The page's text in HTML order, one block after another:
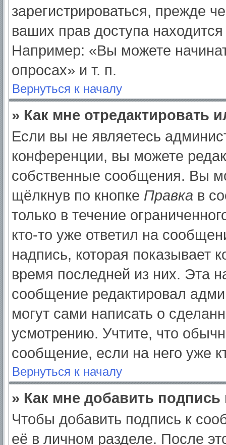
зарегистрироваться, прежде
ваших прав доступа
Например: «Вы можете
опросах» и т. п.
Вернуться к началу
» Как мне отредактировать
Если вы не являетесь
конференции, вы можете
собственные сообщения. Вы
щёлкнув по кнопке Правка в
только в течение
кто-то уже ответил на
надпись, которая показывает
время последней из них. Эта
сообщение редактировал
могут сами написать о
усмотрению. Учтите, что
сообщение, если на него уже
Вернуться к началу
» Как мне добавить
Чтобы добавить подпись к
её в личном разделе. После